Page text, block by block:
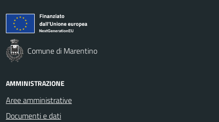
Comune di Marentino
AMMINISTRAZIONE
Aree amministrative
Documenti e dati